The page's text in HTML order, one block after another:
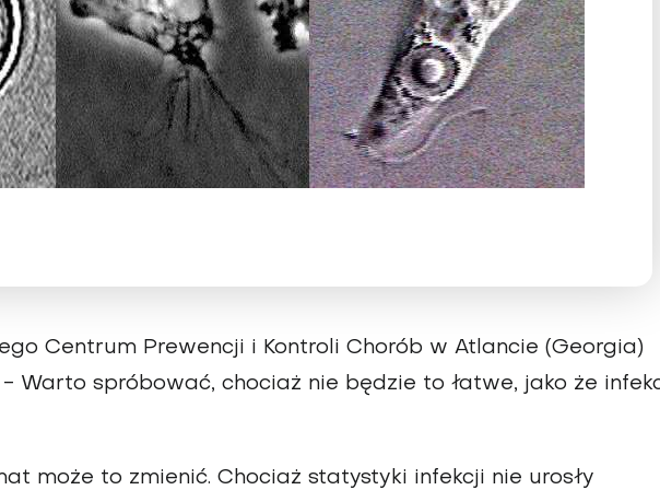
Centrum Prewencji i Kontroli Chorób w Atlancie (Georgia)
Warto spróbować, chociaż nie będzie to łatwe, jako że
może to zmienić. Chociaż statystyki infekcji nie urosły